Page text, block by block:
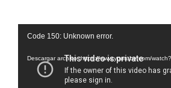
Reproductor
vídeo
Code 150: Unknown error.
Descargar archivo: https://www.youtube.com/